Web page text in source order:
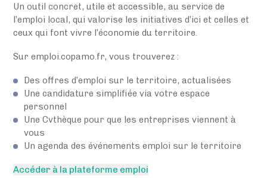
Un outil concret, utile et accessible, au service de
l’emploi local, qui valorise les initiatives d’ici et celles et
ceux qui font vivre l’économie du territoire.
Sur emploi.copamo.fr, vous trouverez :
Des offres d’emploi sur le territoire, actualisées
Une candidature simplifiée via votre espace
personnel
Une Cvthèque pour que les entreprises viennent à
vous
Un agenda des événements emploi sur le territoire
Accéder à la plateforme emploi